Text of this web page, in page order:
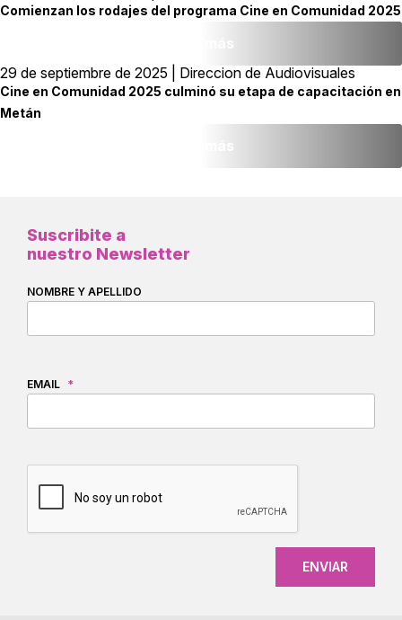
Comienzan los rodajes del programa Cine en Comunidad 2025
29 de septiembre de 2025 | Direccion de Audiovisuales
Cine en Comunidad 2025 culminó su etapa de capacitación en
Metán
Suscribite a
nuestro Newsletter
NOMBRE Y APELLIDO
EMAIL *